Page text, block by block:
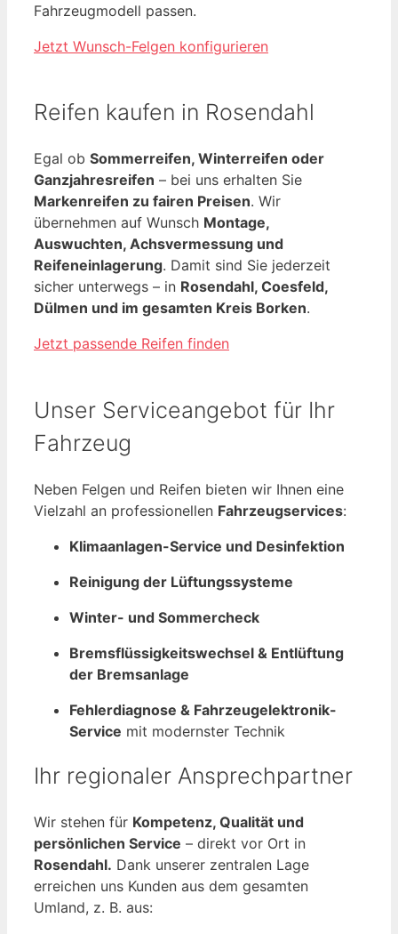
Fahrzeugmodell passen.
Jetzt Wunsch-Felgen konfigurieren
Reifen kaufen in Rosendahl
Egal ob Sommerreifen, Winterreifen oder
Ganzjahresreifen – bei uns erhalten Sie
Markenreifen zu fairen Preisen. Wir
übernehmen auf Wunsch Montage,
Auswuchten, Achsvermessung und
Reifeneinlagerung. Damit sind Sie jederzeit
sicher unterwegs – in Rosendahl, Coesfeld,
Dülmen und im gesamten Kreis Borken.
Jetzt passende Reifen finden
Unser Serviceangebot für Ihr
Fahrzeug
Neben Felgen und Reifen bieten wir Ihnen eine
Vielzahl an professionellen Fahrzeugservices:
Klimaanlagen-Service und Desinfektion
Reinigung der Lüftungssysteme
Winter- und Sommercheck
Bremsflüssigkeitswechsel & Entlüftung
der Bremsanlage
Fehlerdiagnose & Fahrzeugelektronik-
Service mit modernster Technik
Ihr regionaler Ansprechpartner
Wir stehen für Kompetenz, Qualität und
persönlichen Service – direkt vor Ort in
Rosendahl. Dank unserer zentralen Lage
erreichen uns Kunden aus dem gesamten
Umland, z. B. aus: